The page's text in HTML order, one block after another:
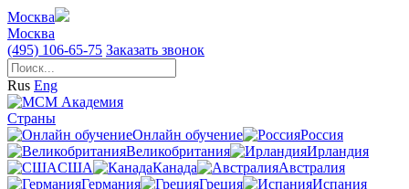
Москва
Москва
(495) 106-65-75 Заказать звонок
Rus Eng
Страны
Онлайн обучение
Россия
Великобритания
Ирландия
США
Канада
Австралия
Германия
Греция
Испания